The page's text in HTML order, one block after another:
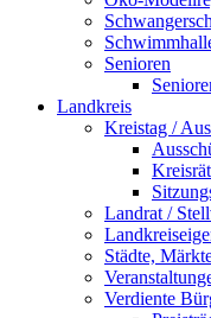
Senioren
Landkreis
Kreistag /
Landrat /
Städte,
Verdiente